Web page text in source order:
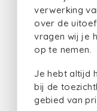
verwerking
over de
vragen wij je
op te nemen.
Je hebt altijd
bij de
gebied van